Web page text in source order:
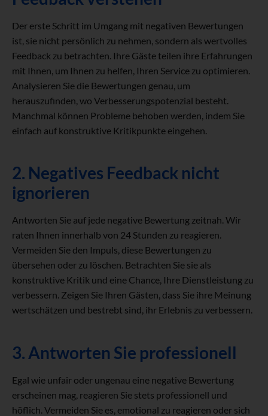
Der erste Schritt im Umgang mit negativen Bewertungen
ist, sie nicht persönlich zu nehmen, sondern als wertvolles
Feedback zu betrachten. Ihre Gäste teilen ihre Erfahrungen
mit Ihnen, um Ihnen zu helfen, Ihren Service zu optimieren.
Analysieren Sie die Bewertungen genau, um
herauszufinden, wo Verbesserungspotenzial besteht.
Manchmal können Probleme behoben werden, indem Sie
einfach auf konstruktive Kritikpunkte eingehen.
2. Negatives Feedback nicht
ignorieren
Antworten Sie auf jede negative Bewertung zeitnah. Wir
raten Ihnen innerhalb von 24 Stunden zu reagieren.
Vermeiden Sie den Impuls, diese Bewertungen zu
übersehen oder zu löschen. Betrachten Sie sie als
konstruktive Kritik und eine Chance, Ihre Dienstleistung zu
verbessern. Zeigen Sie Ihren Gästen, dass Sie ihre Meinung
wertschätzen und bestrebt sind, ihr Erlebnis zu verbessern.
3. Antworten Sie professionell
Egal wie unfair oder ungenau eine negative Bewertung
erscheinen mag, reagieren Sie stets professionell und
höflich. Vermeiden Sie es, emotional zu reagieren oder sich